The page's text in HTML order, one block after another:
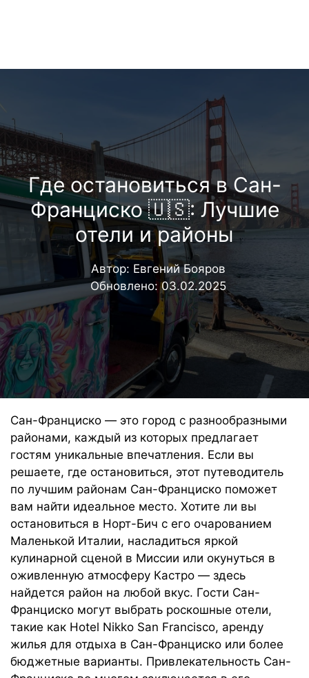
Где остановиться в Сан-
Франциско 🇺🇸: Лучшие
отели и районы
Автор: Евгений Бояров
Обновлено:03.02.2025
Сан-Франциско — это город с разнообразными
районами, каждый из которых предлагает
гостям уникальные впечатления. Если вы
решаете, где остановиться, этот путеводитель
по лучшим районам Сан-Франциско поможет
вам найти идеальное место. Хотите ли вы
остановиться в Норт-Бич с его очарованием
Маленькой Италии, насладиться яркой
кулинарной сценой в Миссии или окунуться в
оживленную атмосферу Кастро — здесь
найдется район на любой вкус. Гости Сан-
Франциско могут выбрать роскошные отели,
такие как Hotel Nikko San Francisco, аренду
жилья для отдыха в Сан-Франциско или более
бюджетные варианты. Привлекательность Сан-